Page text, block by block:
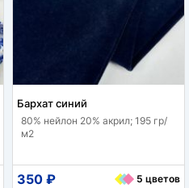
Бархат синий
80% нейлон 20% акрил; 195 гр/
м2
350 ₽ 5 цветов